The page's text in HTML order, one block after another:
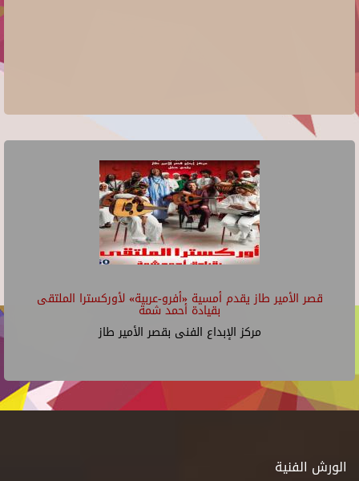
قصر الأمير طاز يقدم أمسية «أفرو-عربية» لأوركسترا الملتقى
بقيادة أحمد شمة
مركز الإبداع الفنى بقصر الأمير طاز
الورش الفنية